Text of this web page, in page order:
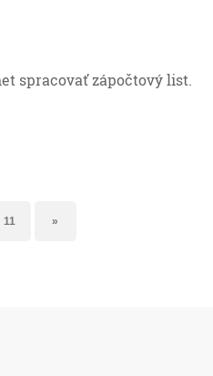
spracovať zápočtový list.
11 »